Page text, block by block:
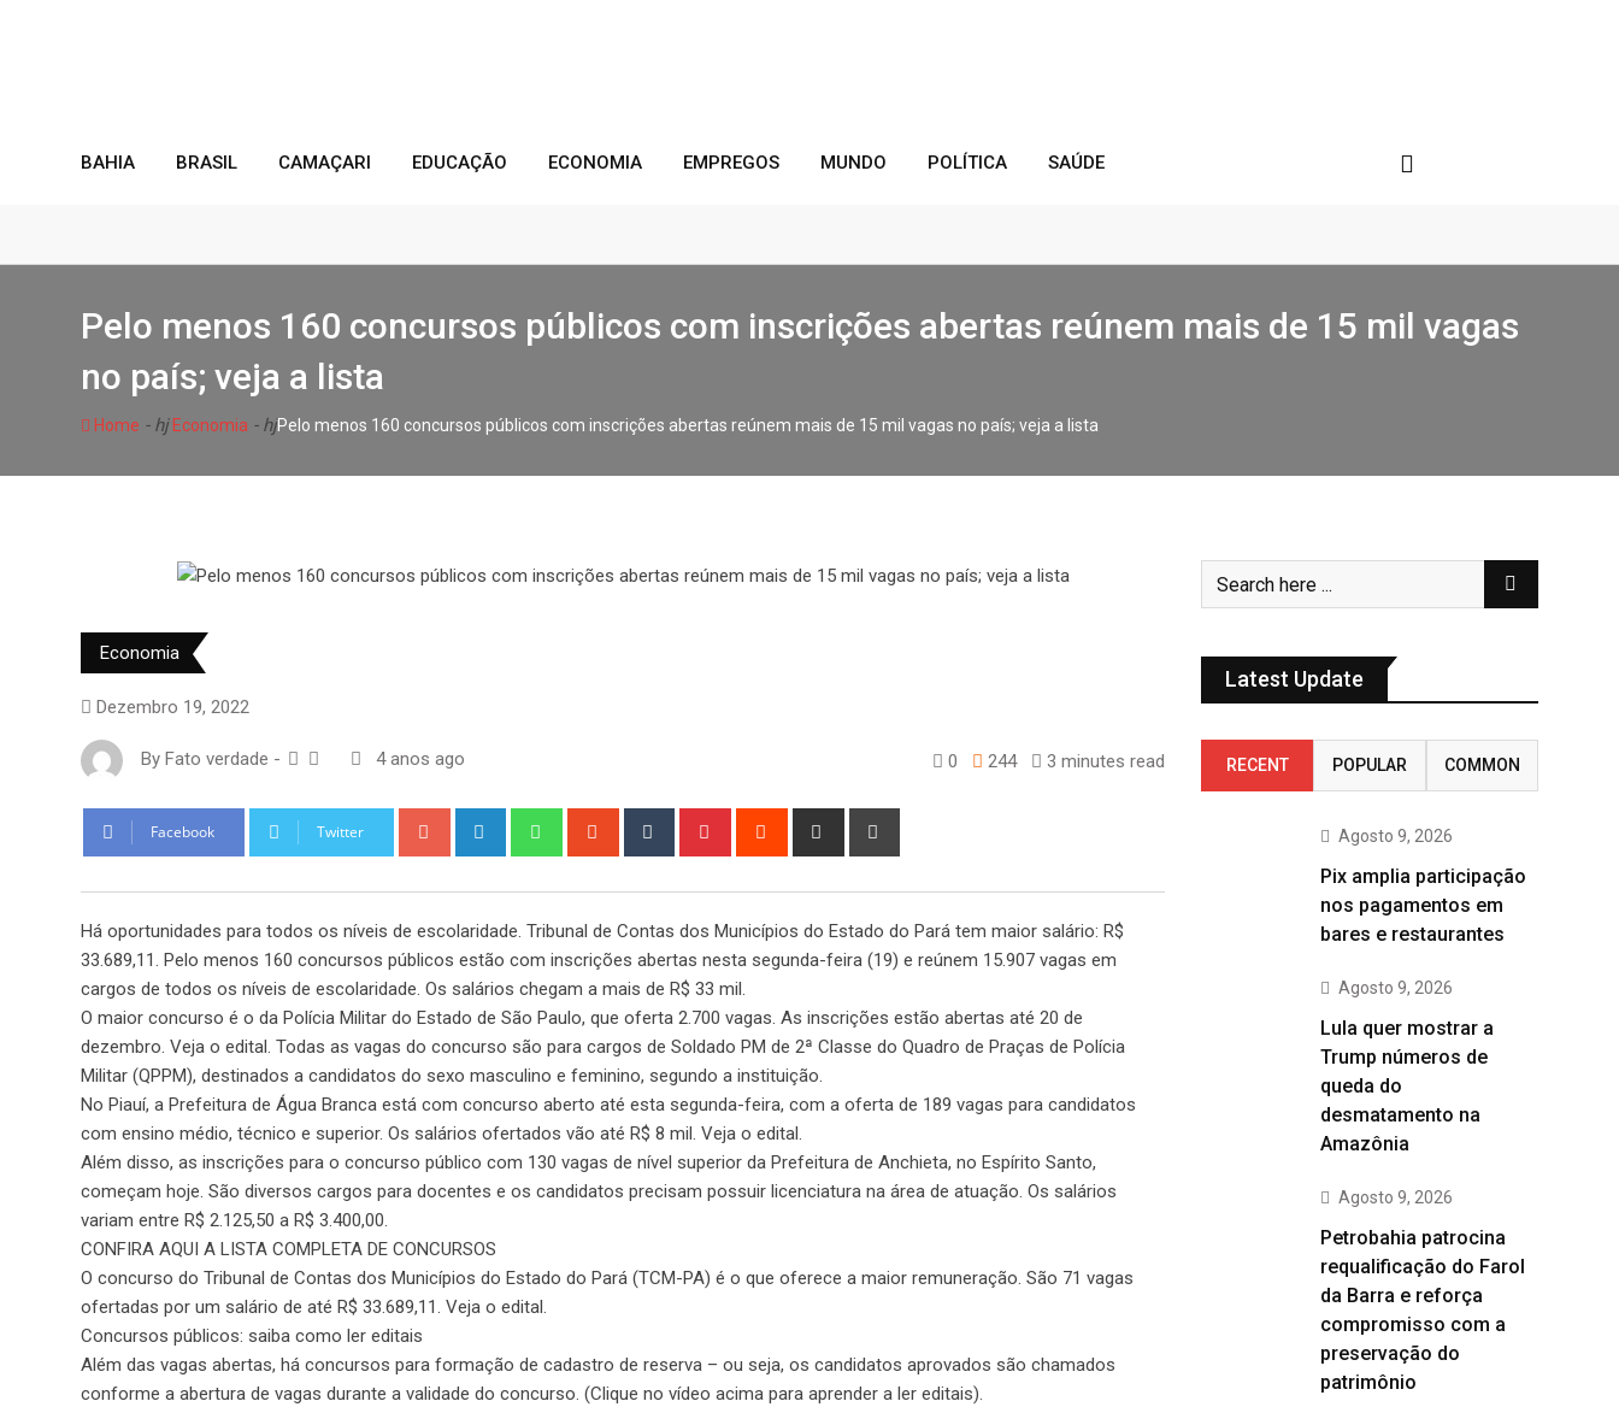
BAHIA BRASIL CAMAÇARI EDUCAÇÃO ECONOMIA EMPREGOS MUNDO POLÍTICA SAÚDE
Pelo menos 160 concursos públicos com inscrições abertas reúnem mais de 15 mil vagas
no país; veja a lista
Home - hjEconomia - hjPelo menos 160 concursos públicos com inscrições abertas reúnem mais de 15 mil vagas no país; veja a lista
Economia
Dezembro 19, 2022
By Fato verdade - 4 anos ago 0 244 3 minutes read
Facebook Twitter Google+ LinkedIn WhatsappStumbleUpon
Tumblr Pinterest Reddit
Share
Há oportunidades para todos os níveis de escolaridade. Tribunal de Contas dos Municípios do Estado do Pará tem maior salário: R$
33.689,11. Pelo menos 160 concursos públicos estão com inscrições abertas nesta segunda-feira (19) e reúnem 15.907 vagas em
cargos de todos os níveis de escolaridade. Os salários chegam a mais de R$ 33 mil.
O maior concurso é o da Polícia Militar do Estado de São Paulo, que oferta 2.700 vagas. As inscrições estão abertas até 20 de
dezembro. Veja o edital. Todas as vagas do concurso são para cargos de Soldado PM de 2ª Classe do Quadro de Praças de Polícia
Militar (QPPM), destinados a candidatos do sexo masculino e feminino, segundo a instituição.
No Piauí, a Prefeitura de Água Branca está com concurso aberto até esta segunda-feira, com a oferta de 189 vagas para candidatos
com ensino médio, técnico e superior. Os salários ofertados vão até R$ 8 mil. Veja o edital.
Além disso, as inscrições para o concurso público com 130 vagas de nível superior da Prefeitura de Anchieta, no Espírito Santo,
começam hoje. São diversos cargos para docentes e os candidatos precisam possuir licenciatura na área de atuação. Os salários
variam entre R$ 2.125,50 a R$ 3.400,00.
CONFIRA AQUI A LISTA COMPLETA DE CONCURSOS
O concurso do Tribunal de Contas dos Municípios do Estado do Pará (TCM-PA) é o que oferece a maior remuneração. São 71 vagas
ofertadas por um salário de até R$ 33.689,11. Veja o edital.
Concursos públicos: saiba como ler editais
Além das vagas abertas, há concursos para formação de cadastro de reserva – ou seja, os candidatos aprovados são chamados
conforme a abertura de vagas durante a validade do concurso. (Clique no vídeo acima para aprender a ler editais).
Latest Update
RECENT POPULAR COMMON
Agosto 9, 2026
Pix amplia participação
nos pagamentos em
bares e restaurantes
Agosto 9, 2026
Lula quer mostrar a
Trump números de
queda do
desmatamento na
Amazônia
Agosto 9, 2026
Petrobahia patrocina
requalificação do Farol
da Barra e reforça
compromisso com a
preservação do
patrimônio